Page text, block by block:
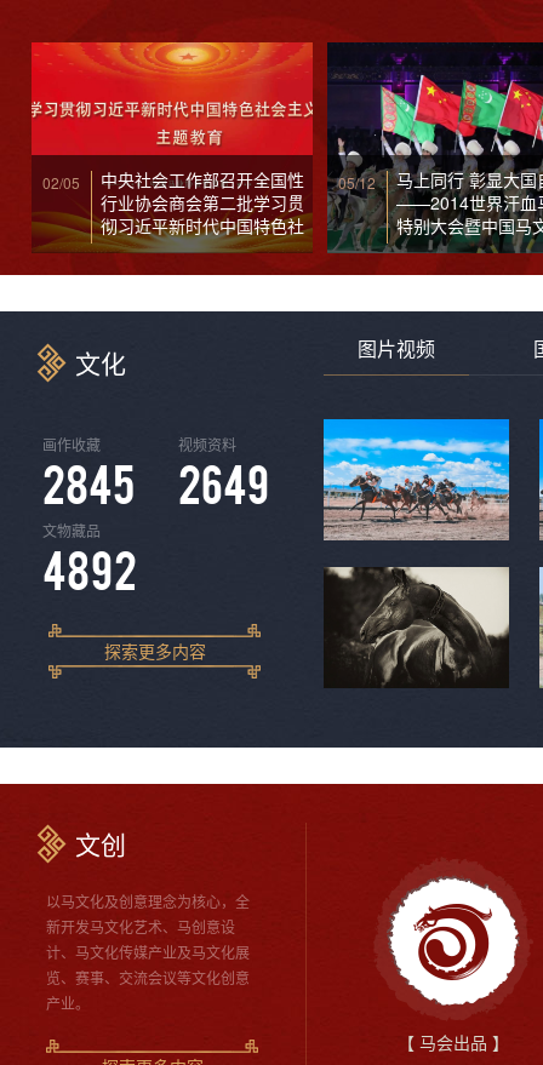
02/05
中央社会工作部召开全国性
行业协会商会第二批学习贯
彻习近平新时代中国特色社
会主义思想主题教育总结会
05/12
马上同行 彰显大国
——2014世界汗血
特别大会暨中国马
周年记
文化
画作收藏
2845
视频资料
2649
文物藏品
4892
探索更多内容
图片视频
文创
以马文化及创意理念为核心，全
新开发马文化艺术、马创意设
计、马文化传媒产业及马文化展
览、赛事、交流会议等文化创意
产业。
【 马会出品 】